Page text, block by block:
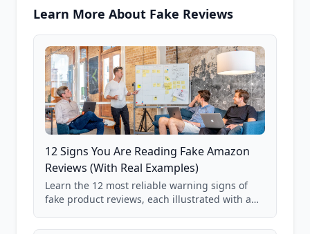
Learn More About Fake Reviews
12 Signs You Are Reading Fake Amazon
Reviews (With Real Examples)
Learn the 12 most reliable warning signs of
fake product reviews, each illustrated with a
85,000+ analyzed Amazon listings.